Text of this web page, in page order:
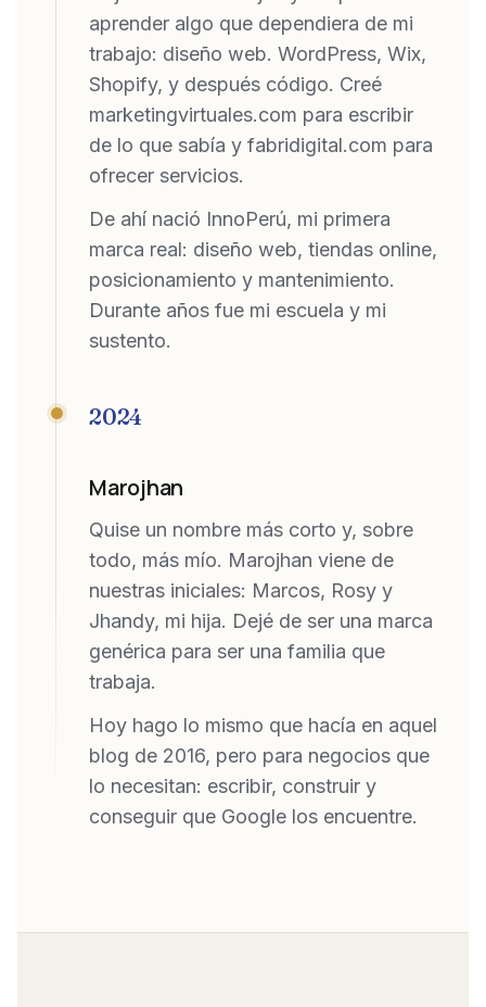
aprender algo que dependiera de mi
trabajo: diseño web. WordPress, Wix,
Shopify, y después código. Creé
marketingvirtuales.com para escribir
de lo que sabía y fabridigital.com para
ofrecer servicios.
De ahí nació InnoPerú, mi primera
marca real: diseño web, tiendas online,
posicionamiento y mantenimiento.
Durante años fue mi escuela y mi
sustento.
2024
Marojhan
Quise un nombre más corto y, sobre
todo, más mío. Marojhan viene de
nuestras iniciales: Marcos, Rosy y
Jhandy, mi hija. Dejé de ser una marca
genérica para ser una familia que
trabaja.
Hoy hago lo mismo que hacía en aquel
blog de 2016, pero para negocios que
lo necesitan: escribir, construir y
conseguir que Google los encuentre.